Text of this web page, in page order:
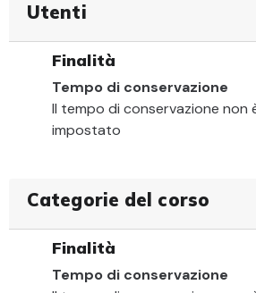
Utenti
Finalità
Tempo di conservazione
Il tempo di conservazione non
impostato
Categorie del corso
Finalità
Tempo di conservazione